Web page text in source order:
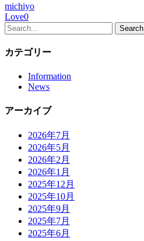
michiyo
Love0
Search
カテゴリー
Information
News
アーカイブ
2026年7月
2026年5月
2026年2月
2026年1月
2025年12月
2025年10月
2025年9月
2025年7月
2025年6月